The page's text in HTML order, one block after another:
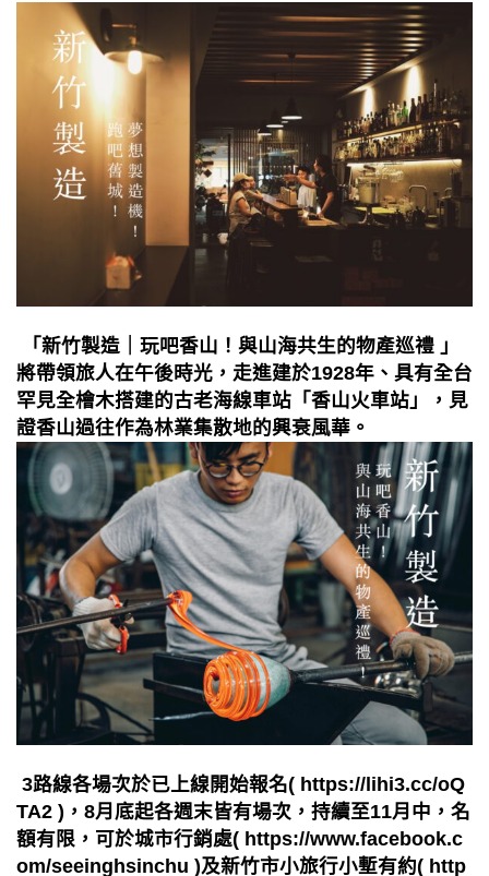
「新竹製造｜玩吧香山！與山海共生的物產巡禮 」
將帶領旅人在午後時光，走進建於1928年、具有全台
罕見全檜木搭建的古老海線車站「香山火車站」，見
證香山過往作為林業集散地的興衰風華。
3路線各場次於已上線開始報名( https://lihi3.cc/oQ
TA2 )，8月底起各週末皆有場次，持續至11月中，名
額有限，可於城市行銷處( https://www.facebook.c
om/seeinghsinchu )及新竹市小旅行小塹有約( http